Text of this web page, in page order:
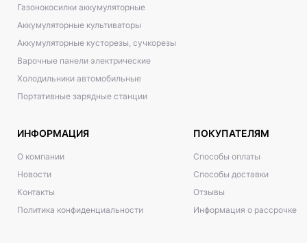
Газонокосилки аккумуляторные
Аккумуляторные культиваторы
Аккумуляторные кусторезы, сучкорезы
Варочные панели электрические
Холодильники автомобильные
Портативные зарядные станции
ИНФОРМАЦИЯ
О компании
Новости
Контакты
Политика конфиденциальности
ПОКУПАТЕЛЯМ
Способы оплаты
Способы доставки
Отзывы
Информация о рассрочке